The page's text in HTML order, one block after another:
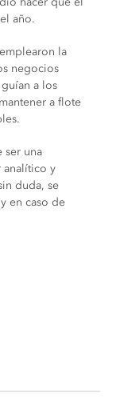
año.
la
negocios
a los
a flote
ser una
analítico y
duda, se
en caso de